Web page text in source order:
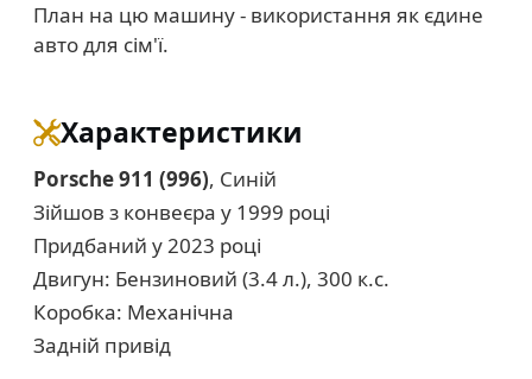
План на цю машину - використання як єдине
авто для сім'ї.
Характеристики
Porsche 911 (996), Синій
Зійшов з конвеєра у 1999 році
Придбаний у 2023 році
Двигун: Бензиновий (3.4 л.), 300 к.с.
Коробка: Механічна
Задній привід